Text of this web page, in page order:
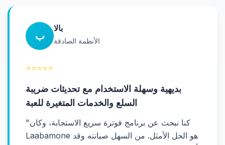
ب
بالا
الأنظمة الصادقة
⭐⭐⭐⭐⭐
بديهية وسهلة الاستخدام مع تحديثات ضريبة
السلع والخدمات المتغيرة للعبة
"كنا نبحث عن برنامج فوترة سريع الاستجابة، وكان
Laabamone هو الحل الأمثل. من السهل صيانته وقد